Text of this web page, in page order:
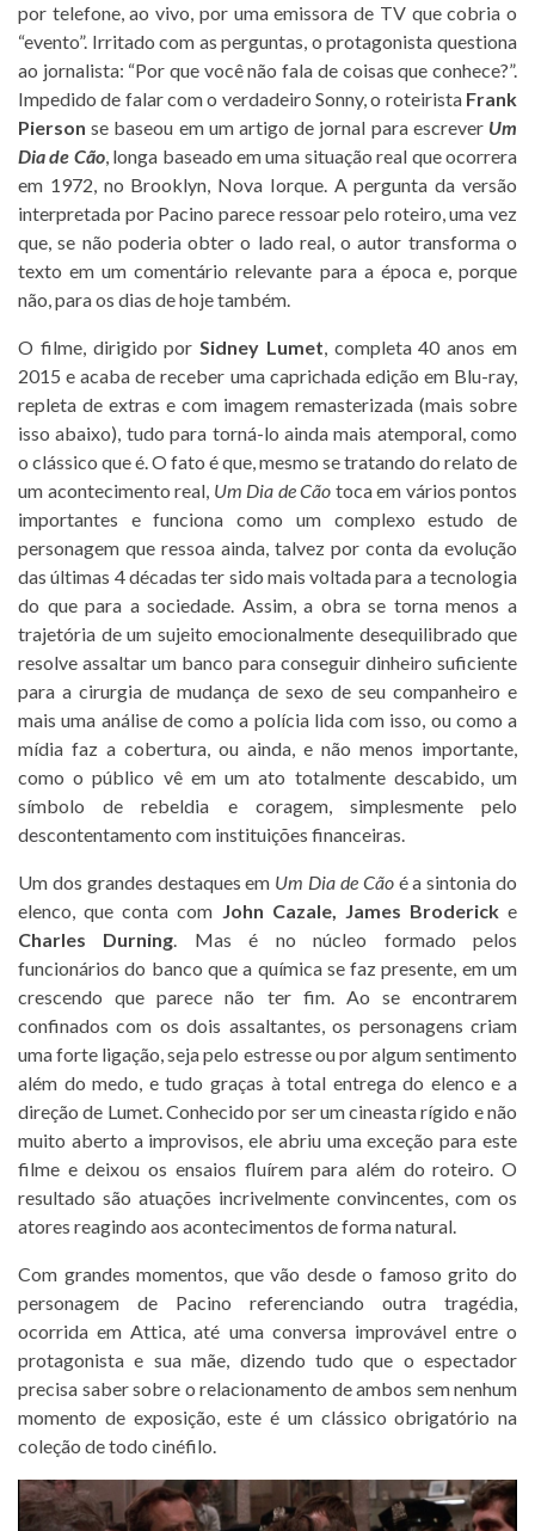
por telefone, ao vivo, por uma emissora de TV que cobria o
“evento”. Irritado com as perguntas, o protagonista questiona
ao jornalista: “Por que você não fala de coisas que conhece?”.
Impedido de falar com o verdadeiro Sonny, o roteirista Frank
Pierson se baseou em um artigo de jornal para escrever Um
Dia de Cão, longa baseado em uma situação real que ocorrera
em 1972, no Brooklyn, Nova Iorque. A pergunta da versão
interpretada por Pacino parece ressoar pelo roteiro, uma vez
que, se não poderia obter o lado real, o autor transforma o
texto em um comentário relevante para a época e, porque
não, para os dias de hoje também.
O filme, dirigido porSidney Lumet, completa 40 anos em
2015 e acaba de receber uma caprichada edição em Blu-ray,
repleta de extras e com imagem remasterizada (mais sobre
isso abaixo), tudo para torná-lo ainda mais atemporal, como
o clássico que é. O fato é que, mesmo se tratando do relato de
um acontecimento real, Um Dia de Cão toca em vários pontos
importantes e funciona como um complexo estudo de
personagem que ressoa ainda, talvez por conta da evolução
das últimas 4 décadas ter sido mais voltada para a tecnologia
do que para a sociedade. Assim, a obra se torna menos a
trajetória de um sujeito emocionalmente desequilibrado que
resolve assaltar um banco para conseguir dinheiro suficiente
para a cirurgia de mudança de sexo de seu companheiro e
mais uma análise de como a polícia lida com isso, ou como a
mídia faz a cobertura, ou ainda, e não menos importante,
como o público vê em um ato totalmente descabido, um
símbolo de rebeldia e coragem, simplesmente pelo
descontentamento com instituições financeiras.
Um dos grandes destaques em Um Dia de Cãoé a sintonia do
elenco, que conta com John Cazale, James Brodericke
Charles Durning. Mas é no núcleo formado pelos
funcionários do banco que a química se faz presente, em um
crescendo que parece não ter fim. Ao se encontrarem
confinados com os dois assaltantes, os personagens criam
uma forte ligação, seja pelo estresse ou por algum sentimento
além do medo, e tudo graças à total entrega do elenco e a
direção de Lumet. Conhecido por ser um cineasta rígido e não
muito aberto a improvisos, ele abriu uma exceção para este
filme e deixou os ensaios fluírem para além do roteiro. O
resultado são atuações incrivelmente convincentes, com os
atores reagindo aos acontecimentos de forma natural.
Com grandes momentos, que vão desde o famoso grito do
personagem de Pacino referenciando outra tragédia,
ocorrida em Attica, até uma conversa improvável entre o
protagonista e sua mãe, dizendo tudo que o espectador
precisa saber sobre o relacionamento de ambos sem nenhum
momento de exposição, este é um clássico obrigatório na
coleção de todo cinéfilo.